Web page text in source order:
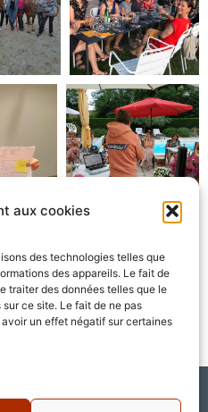
aux cookies
des technologies telles que
des appareils. Le fait de
traiter des données telles que le
ce site. Le fait de ne pas
un effet négatif sur certaines